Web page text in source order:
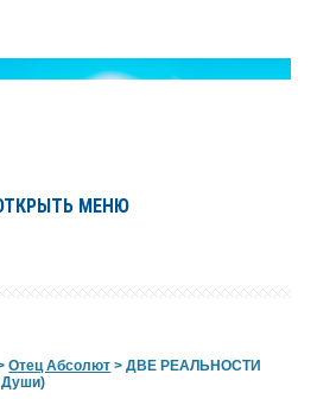
МЕНЮ
Отец Абсолют >ДВЕ РЕАЛЬНОСТИ
Души)